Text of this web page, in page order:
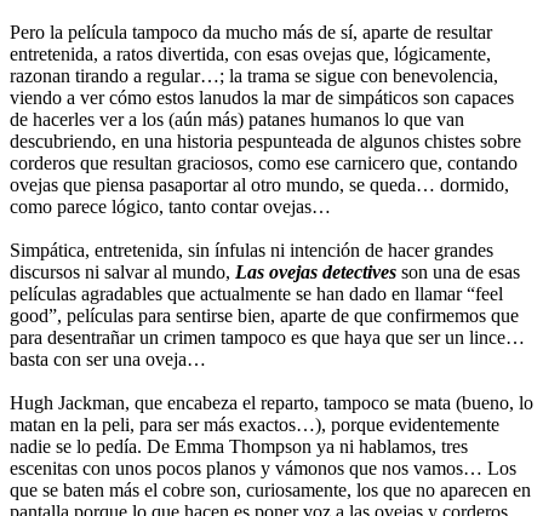
Pero la película tampoco da mucho más de sí, aparte de resultar
entretenida, a ratos divertida, con esas ovejas que, lógicamente,
razonan tirando a regular…; la trama se sigue con benevolencia,
viendo a ver cómo estos lanudos la mar de simpáticos son capaces
de hacerles ver a los (aún más) patanes humanos lo que van
descubriendo, en una historia pespunteada de algunos chistes sobre
corderos que resultan graciosos, como ese carnicero que, contando
ovejas que piensa pasaportar al otro mundo, se queda… dormido,
como parece lógico, tanto contar ovejas…
Simpática, entretenida, sin ínfulas ni intención de hacer grandes
discursos ni salvar al mundo, Las ovejas detectives son una de esas
películas agradables que actualmente se han dado en llamar “feel
good”, películas para sentirse bien, aparte de que confirmemos que
para desentrañar un crimen tampoco es que haya que ser un lince…
basta con ser una oveja…
Hugh Jackman, que encabeza el reparto, tampoco se mata (bueno, lo
matan en la peli, para ser más exactos…), porque evidentemente
nadie se lo pedía. De Emma Thompson ya ni hablamos, tres
escenitas con unos pocos planos y vámonos que nos vamos… Los
que se baten más el cobre son, curiosamente, los que no aparecen en
pantalla porque lo que hacen es poner voz a las ovejas y corderos,